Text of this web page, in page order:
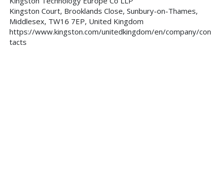
Kingston Court, Brooklands Close, Sunbury-on-Thames,
Middlesex, TW16 7EP, United Kingdom
https://www.kingston.com/unitedkingdom/en/company/con
tacts